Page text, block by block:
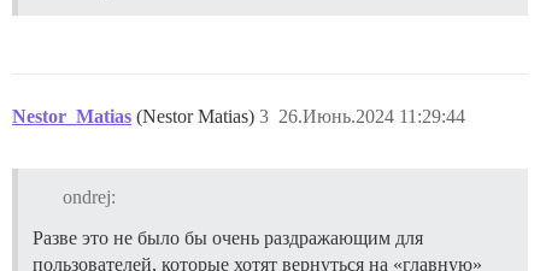
Nestor_Matias (Nestor Matias) 26.Июнь.2024 11:29:44
3
ondrej:
Разве это не было бы очень раздражающим для
пользователей, которые хотят вернуться на «главную»